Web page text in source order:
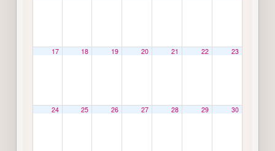
17 18 19 20 21 22 23
24 25 26 27 28 29 30